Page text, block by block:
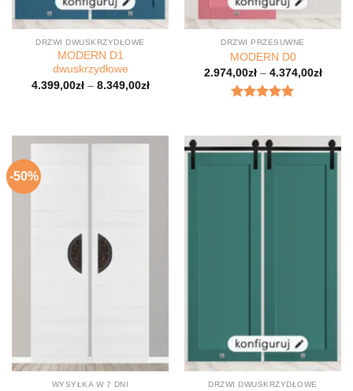
DRZWI DWUSKRZYDŁOWE
MODERN D1
dwuskrzydłowe
4.399,00zł– 8.349,00zł
DRZWI PRZESUWNE
MODERN D0
2.974,00zł– 4.374,00zł
-50%
WYSYŁKA W 7 DNI DRZWI DWUSKRZYDŁOWE